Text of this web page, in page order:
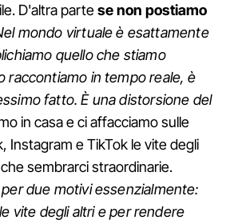
D'altra partese non postiamo
mondo virtuale è esattamente
quello che stiamo
raccontiamo in tempo reale, è
fatto. È una distorsione del
in casa e ci affacciamo sulle
Instagram e TikTok le vite degli
sembrarci straordinarie.
due motivi essenzialmente:
vite degli altri e per rendere